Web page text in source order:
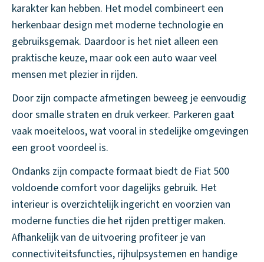
karakter kan hebben. Het model combineert een
herkenbaar design met moderne technologie en
gebruiksgemak. Daardoor is het niet alleen een
praktische keuze, maar ook een auto waar veel
mensen met plezier in rijden.
Door zijn compacte afmetingen beweeg je eenvoudig
door smalle straten en druk verkeer. Parkeren gaat
vaak moeiteloos, wat vooral in stedelijke omgevingen
een groot voordeel is.
Ondanks zijn compacte formaat biedt de Fiat 500
voldoende comfort voor dagelijks gebruik. Het
interieur is overzichtelijk ingericht en voorzien van
moderne functies die het rijden prettiger maken.
Afhankelijk van de uitvoering profiteer je van
connectiviteitsfuncties, rijhulpsystemen en handige